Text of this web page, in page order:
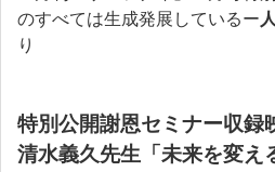
のすべては生成発展しているー
り
特別公開謝恩セミナー収録
清水義久先生「未来を変え